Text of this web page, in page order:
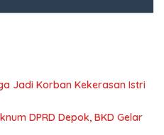
Jadi Korban Kekerasan Istri
DPRD Depok, BKD Gelar